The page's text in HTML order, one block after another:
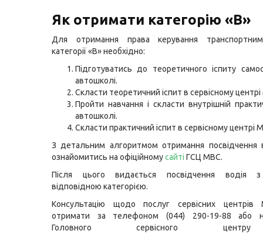
Як отримати категорію «B»
Для отримання права керування
категорії «B» необхідно:
Підготуватись до теоретичного іспиту
автошколі.
Скласти теоретичний іспит в сервісному
Пройти навчання і скласти внутрішній
автошколі.
Скласти практичний іспит в сервісному центрі
З детальним алгоритмом отримання посвідчення
ознайомитись на офіційномусайті ГСЦ МВС.
Після цього видається посвідчення водія
відповідною категорією.
Консультацію щодо послуг сервісних
отримати за телефоном (044) 290-19-88 або
Головного сервісного